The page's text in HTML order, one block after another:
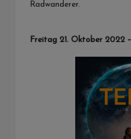
Radwanderer.
Freitag 21. Oktober 2022